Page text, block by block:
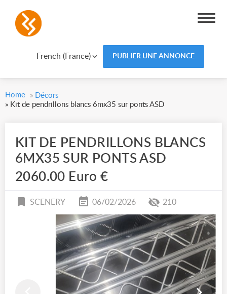
French (France) PUBLIER UNE ANNONCE
Home » Décors
» Kit de pendrillons blancs 6mx35 sur ponts ASD
KIT DE PENDRILLONS BLANCS
6MX35 SUR PONTS ASD
2060.00 Euro €
SCENERY 06/02/2026 210